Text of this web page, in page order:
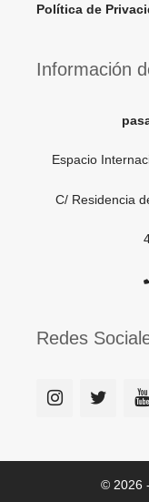
Política de
Información
Espacio
C/ Residencia
Redes
© 2026